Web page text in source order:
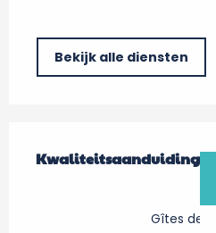
Bekijk alle diensten
Kwaliteitsaanduiding
Kwaliteitsaanduiding
Gîtes de